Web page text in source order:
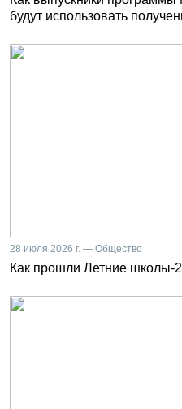
будут использовать
28 июля 2026 г. — Общество
Как прошли Летние школы-